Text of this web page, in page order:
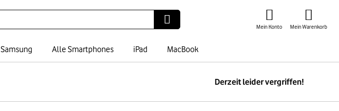
Mein Konto Mein Warenkorb
Samsung Alle Smartphones iPad MacBook
Derzeit leider vergriffen!